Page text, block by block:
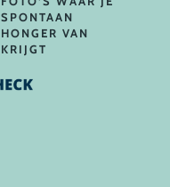
SPONTAAN
HONGER VAN
KRIJGT